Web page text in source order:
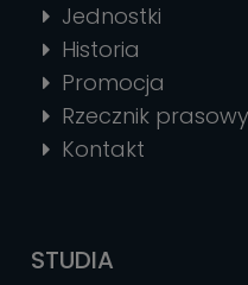
Jednostki
Historia
Promocja
Rzecznik prasowy
Kontakt
STUDIA